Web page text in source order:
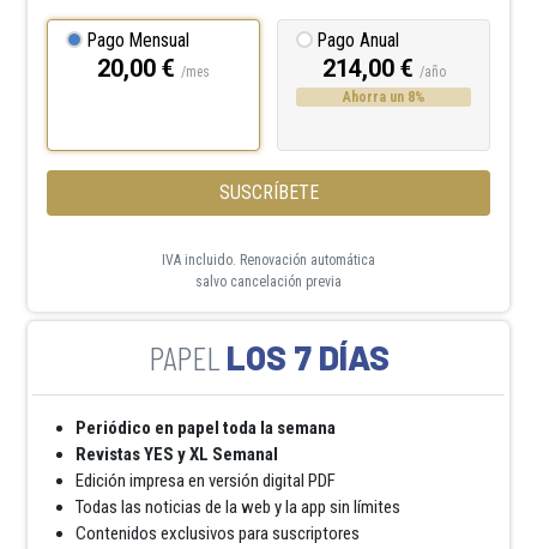
Pago Mensual
20,00 € /mes
Pago Anual
214,00 € /año
Ahorra un 8%
SUSCRÍBETE
IVA incluido. Renovación automática
salvo cancelación previa
LOS 7 DÍAS
Periódico en papel toda la semana
Revistas YES y XL Semanal
Edición impresa en versión digital PDF
Todas las noticias de la web y la app sin límites
Contenidos exclusivos para suscriptores